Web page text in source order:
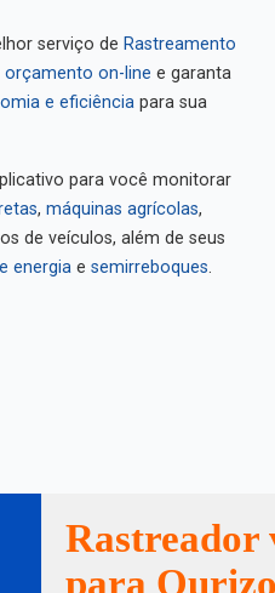
serviço de Rastreamento
orçamento on-line e garanta
e eficiência para sua
para você monitorar
, máquinas agrícolas,
de veículos, além de seus
energia e semirreboques.
Rastreador
para